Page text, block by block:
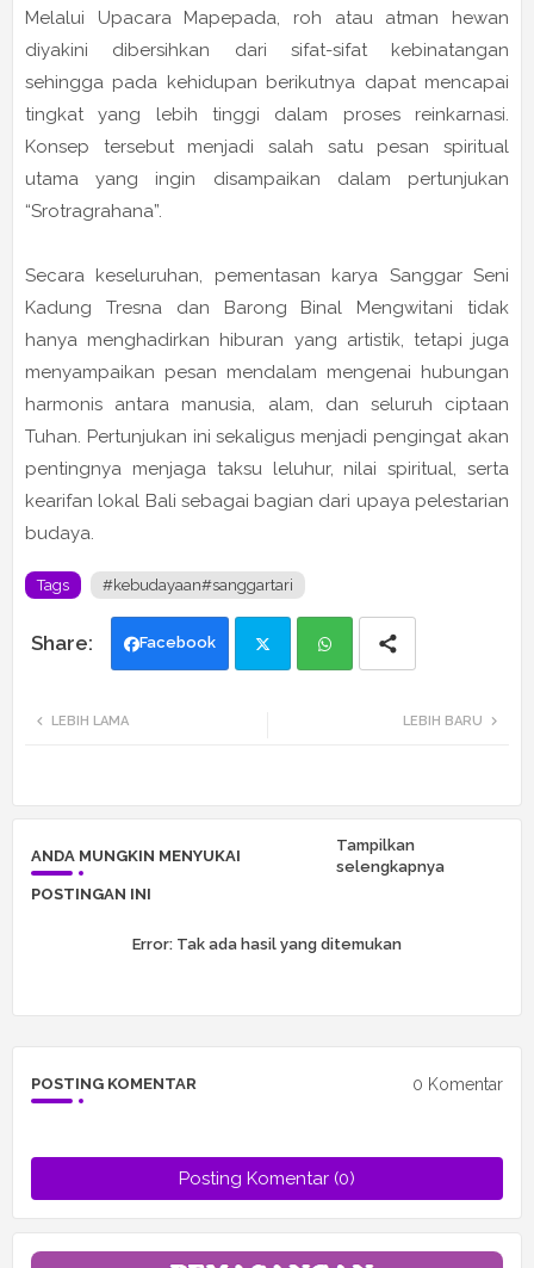
Melalui Upacara Mapepada, roh atau atman hewan
diyakini dibersihkan dari sifat-sifat kebinatangan
sehingga pada kehidupan berikutnya dapat mencapai
tingkat yang lebih tinggi dalam proses reinkarnasi.
Konsep tersebut menjadi salah satu pesan spiritual
utama yang ingin disampaikan dalam pertunjukan
“Srotragrahana”.
Secara keseluruhan, pementasan karya Sanggar Seni
Kadung Tresna dan Barong Binal Mengwitani tidak
hanya menghadirkan hiburan yang artistik, tetapi juga
menyampaikan pesan mendalam mengenai hubungan
harmonis antara manusia, alam, dan seluruh ciptaan
Tuhan. Pertunjukan ini sekaligus menjadi pengingat akan
pentingnya menjaga taksu leluhur, nilai spiritual, serta
kearifan lokal Bali sebagai bagian dari upaya pelestarian
budaya.
Tags #kebudayaan#sanggartari
Facebook
LEBIH BARU
LEBIH LAMA
ANDA MUNGKIN MENYUKAI
POSTINGAN INI
Tampilkan
selengkapnya
Error: Tak ada hasil yang ditemukan
POSTING KOMENTAR 0 Komentar
Posting Komentar (0)